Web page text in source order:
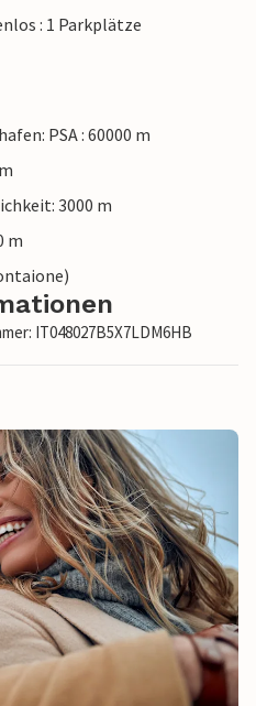
: 1 Parkplätze
PSA : 60000 m
3000 m
m
IT048027B5X7LDM6HB